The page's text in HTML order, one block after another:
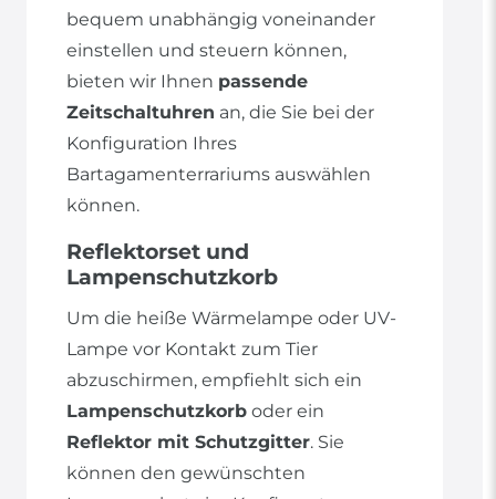
bequem unabhängig voneinander
einstellen und steuern können,
bieten wir Ihnen passende
Zeitschaltuhren an, die Sie bei der
Konfiguration Ihres
Bartagamenterrariums auswählen
können.
Reflektorset und
Lampenschutzkorb
Um die heiße Wärmelampe oder UV-
Lampe vor Kontakt zum Tier
abzuschirmen, empfiehlt sich ein
Lampenschutzkorb oder ein
Reflektor mit Schutzgitter. Sie
können den gewünschten